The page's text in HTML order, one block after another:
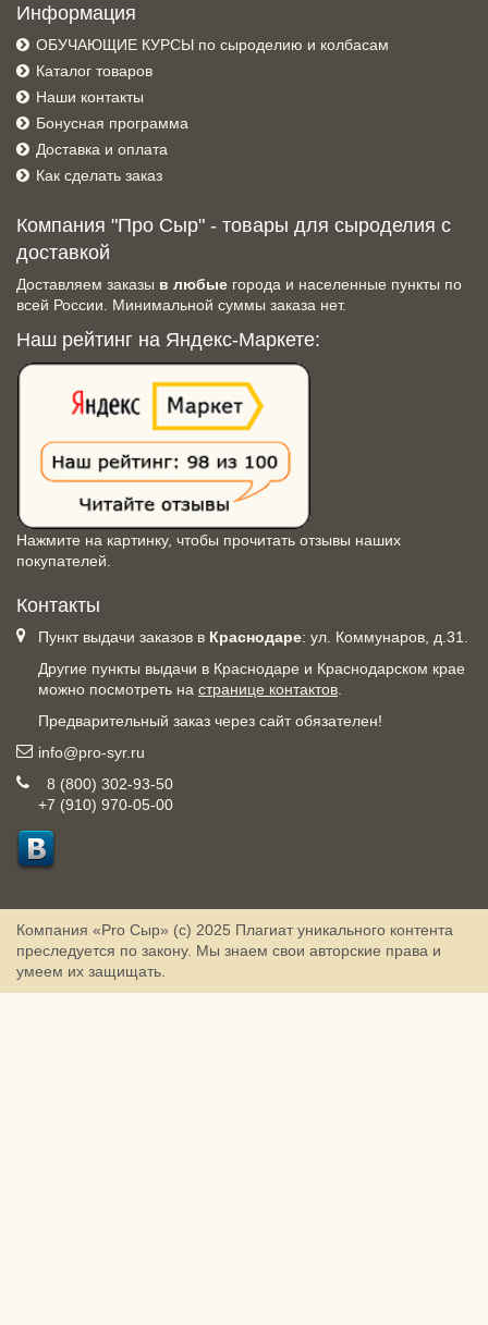
Информация
ОБУЧАЮЩИЕ КУРСЫ по сыроделию и колбасам
Каталог товаров
Наши контакты
Бонусная программа
Доставка и оплата
Как сделать заказ
Компания "Про Сыр" - товары для сыроделия с
доставкой
Доставляем заказы в любые города и населенные пункты по
всей России. Минимальной суммы заказа нет.
Наш рейтинг на Яндекс-Маркете:
Нажмите на картинку, чтобы прочитать отзывы наших
покупателей.
Контакты
Пункт выдачи заказов в Краснодаре: ул. Коммунаров, д.31.
Другие пункты выдачи в Краснодаре и Краснодарском крае
можно посмотреть на странице контактов.
Предварительный заказ через сайт обязателен!
info@pro-syr.ru
8 (800) 302-93-50
+7 (910) 970-05-00
Компания «Pro Сыр» (с) 2025 Плагиат уникального контента
преследуется по закону. Мы знаем свои авторские права и
умеем их защищать.